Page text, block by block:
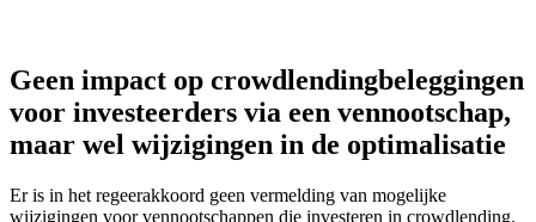
Geen impact op crowdlendingbeleggingen
voor investeerders via een vennootschap,
maar wel wijzigingen in de optimalisatie
Er is in het regeerakkoord geen vermelding van mogelijke
wijzigingen voor vennootschappen die investeren in crowdlending.